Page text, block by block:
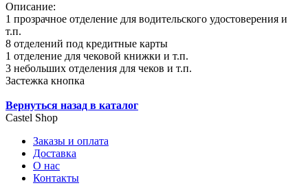
Описание:
1 прозрачное отделение для водительского удостоверения и
т.п.
8 отделений под кредитные карты
1 отделение для чековой книжки и т.п.
3 небольших отделения для чеков и т.п.
Застежка кнопка
Вернуться назад в каталог
Castel Shop
Заказы и оплата
Доставка
О нас
Контакты